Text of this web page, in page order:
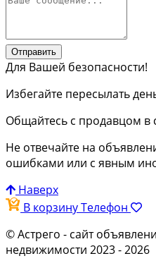
Отправить
Для Вашей безопасности!
Избегайте пересылать
Общайтесь с продавцом в
Не отвечайте на
ошибками или с явным
Наверх
В корзинуТелефон
© Астрего - сайт
недвижимости 2023 - 2026